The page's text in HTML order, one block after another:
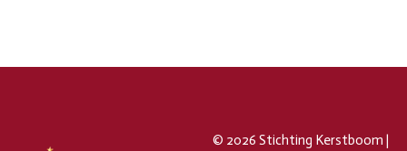
© 2026 Stichting Kerstboom |